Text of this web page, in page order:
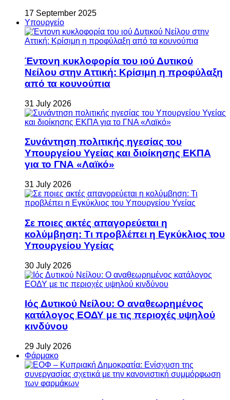
17 September 2025
Υπουργείο
Έντονη κυκλοφορία του ιού Δυτικού
Νείλου στην Αττική: Κρίσιμη η προφύλαξη
από τα κουνούπια
31 July 2026
Συνάντηση πολιτικής ηγεσίας του
Υπουργείου Υγείας και διοίκησης ΕΚΠΑ
για το ΓΝΑ «Λαϊκό»
31 July 2026
Σε ποιες ακτές απαγορεύεται η
κολύμβηση: Τι προβλέπει η Εγκύκλιος του
Υπουργείου Υγείας
30 July 2026
Ιός Δυτικού Νείλου: Ο αναθεωρημένος
κατάλογος ΕΟΔΥ με τις περιοχές υψηλού
κινδύνου
29 July 2026
Φάρμακο